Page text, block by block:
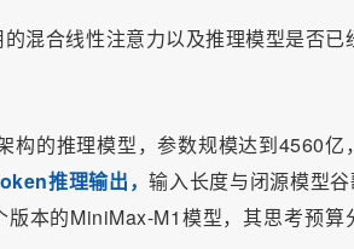
混合线性注意力以及推理模型是否已
构的推理模型，参数规模达到4560亿
推理输出，输入长度与闭源模型
本的MiniMax-M1模型，其思考预算